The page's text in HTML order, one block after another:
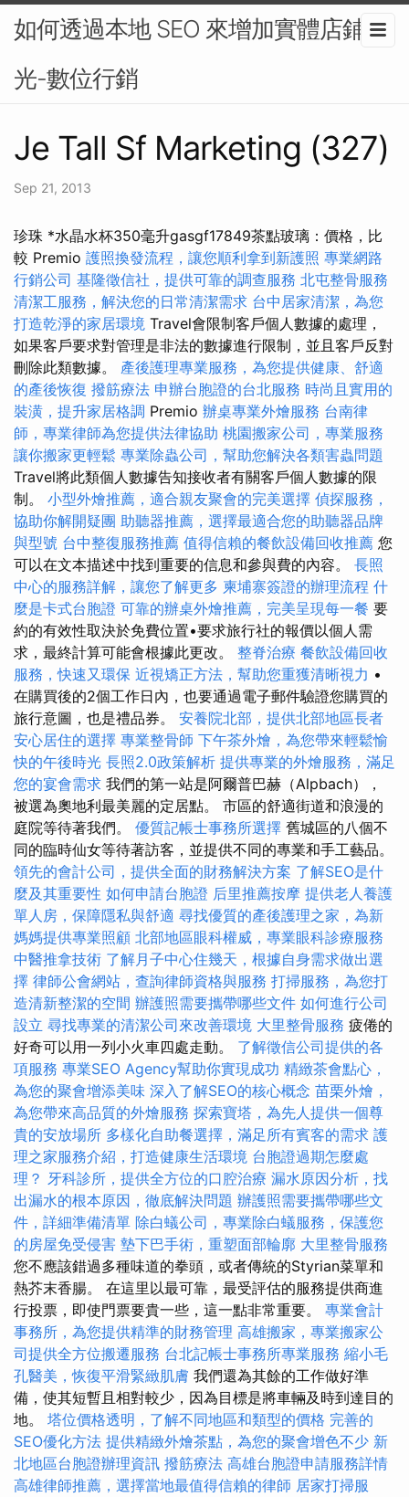
如何透過本地 SEO 來增加實體店鋪曝
光-數位行銷
Je Tall Sf Marketing (327)
Sep 21, 2013
珍珠 *水晶水杯350毫升gasgf17849茶點玻璃：價格，比
較 Premio 護照換發流程，讓您順利拿到新護照 專業網路
行銷公司 基隆徵信社，提供可靠的調查服務 北屯整骨服務
清潔工服務，解決您的日常清潔需求 台中居家清潔，為您
打造乾淨的家居環境 Travel會限制客戶個人數據的處理，
如果客戶要求對管理是非法的數據進行限制，並且客戶反對
刪除此類數據。 產後護理專業服務，為您提供健康、舒適
的產後恢復 撥筋療法 申辦台胞證的台北服務 時尚且實用的
裝潢，提升家居格調 Premio 辦桌專業外燴服務 台南律
師，專業律師為您提供法律協助 桃園搬家公司，專業服務
讓你搬家更輕鬆 專業除蟲公司，幫助您解決各類害蟲問題
Travel將此類個人數據告知接收者有關客戶個人數據的限
制。 小型外燴推薦，適合親友聚會的完美選擇 偵探服務，
協助你解開疑團 助聽器推薦，選擇最適合您的助聽器品牌
與型號 台中整復服務推薦 值得信賴的餐飲設備回收推薦 您
可以在文本描述中找到重要的信息和參與費的內容。 長照
中心的服務詳解，讓您了解更多 柬埔寨簽證的辦理流程 什
麼是卡式台胞證 可靠的辦桌外燴推薦，完美呈現每一餐 要
約的有效性取決於免費位置•要求旅行社的報價以個人需
求，最終計算可能會根據此更改。 整脊治療 餐飲設備回收
服務，快速又環保 近視矯正方法，幫助您重獲清晰視力 •
在購買後的2個工作日內，也要通過電子郵件驗證您購買的
旅行意圖，也是禮品券。 安養院北部，提供北部地區長者
安心居住的選擇 專業整骨師 下午茶外燴，為您帶來輕鬆愉
快的午後時光 長照2.0政策解析 提供專業的外燴服務，滿足
您的宴會需求 我們的第一站是阿爾普巴赫（Alpbach），
被選為奧地利最美麗的定居點。 市區的舒適街道和浪漫的
庭院等待著我們。 優質記帳士事務所選擇 舊城區的八個不
同的臨時仙女等待著訪客，並提供不同的專業和手工藝品。
領先的會計公司，提供全面的財務解決方案 了解SEO是什
麼及其重要性 如何申請台胞證 后里推薦按摩 提供老人養護
單人房，保障隱私與舒適 尋找優質的產後護理之家，為新
媽媽提供專業照顧 北部地區眼科權威，專業眼科診療服務
中醫推拿技術 了解月子中心住幾天，根據自身需求做出選
擇 律師公會網站，查詢律師資格與服務 打掃服務，為您打
造清新整潔的空間 辦護照需要攜帶哪些文件 如何進行公司
設立 尋找專業的清潔公司來改善環境 大里整骨服務 疲倦的
好奇可以用一列小火車四處走動。 了解徵信公司提供的各
項服務 專業SEO Agency幫助你實現成功 精緻茶會點心，
為您的聚會增添美味 深入了解SEO的核心概念 苗栗外燴，
為您帶來高品質的外燴服務 探索寶塔，為先人提供一個尊
貴的安放場所 多樣化自助餐選擇，滿足所有賓客的需求 護
理之家服務介紹，打造健康生活環境 台胞證過期怎麼處
理？ 牙科診所，提供全方位的口腔治療 漏水原因分析，找
出漏水的根本原因，徹底解決問題 辦護照需要攜帶哪些文
件，詳細準備清單 除白蟻公司，專業除白蟻服務，保護您
的房屋免受侵害 墊下巴手術，重塑面部輪廓 大里整骨服務
您不應該錯過多種味道的拳頭，或者傳統的Styrian菜單和
熱芥末香腸。 在這里以最可靠，最受評估的服務提供商進
行投票，即使門票要貴一些，這一點非常重要。 專業會計
事務所，為您提供精準的財務管理 高雄搬家，專業搬家公
司提供全方位搬遷服務 台北記帳士事務所專業服務 縮小毛
孔醫美，恢復平滑緊緻肌膚 我們還為其餘的工作做好準
備，使其短暫且相對較少，因為目標是將車輛及時到達目的
地。 塔位價格透明，了解不同地區和類型的價格 完善的
SEO優化方法 提供精緻外燴茶點，為您的聚會增色不少 新
北地區台胞證辦理資訊 撥筋療法 高雄台胞證申請服務詳情
高雄律師推薦，選擇當地最值得信賴的律師 居家打掃服